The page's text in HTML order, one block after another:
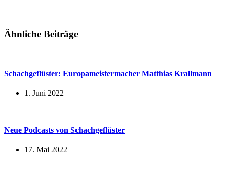
Ähnliche Beiträge
Schachgeflüster: Europameistermacher Matthias Krallmann
1. Juni 2022
Neue Podcasts von Schachgeflüster
17. Mai 2022